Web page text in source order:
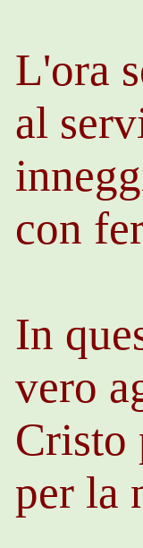
L'ora
al
con
In
vero
Cristo
per la